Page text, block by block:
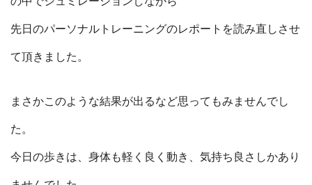
先日のパーソナルトレーニングのレポートを読み直しさせ
て頂きました。
まさかこのような結果が出るなど思ってもみませんでし
た。
今日の歩きは、身体も軽く良く動き、気持ち良さしかあり